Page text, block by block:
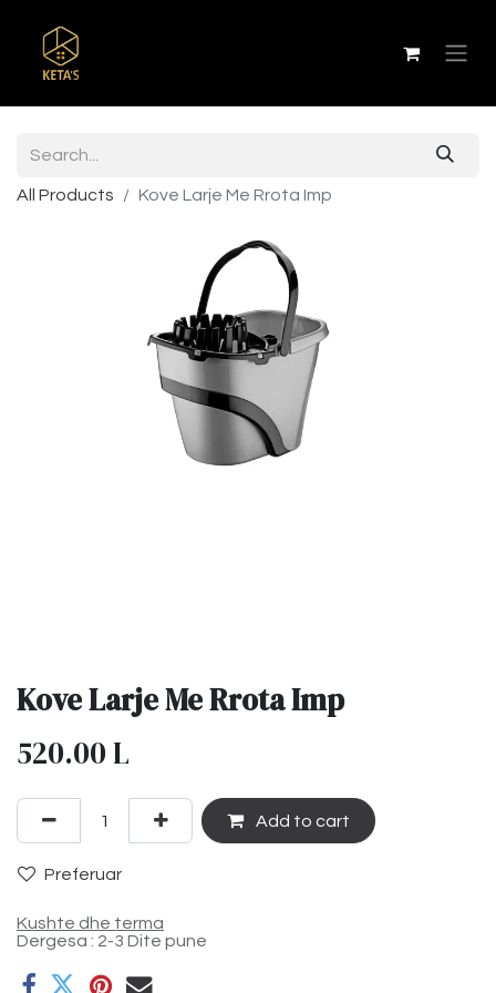
All Products Kove Larje Me Rrota Imp
Kove Larje Me Rrota Imp
520.00L
Add to cart
Preferuar
Kushte dhe terma
Dergesa : 2-3 Dite pune